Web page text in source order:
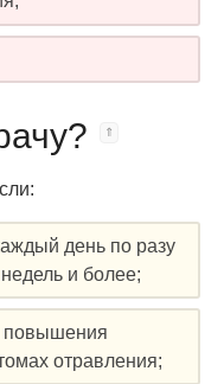
день по разу
и более;
повышения
отравления;